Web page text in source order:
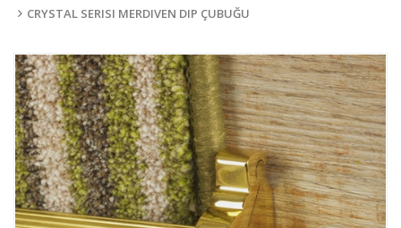
CRYSTAL SERISI MERDIVEN DIP ÇUBUĞU